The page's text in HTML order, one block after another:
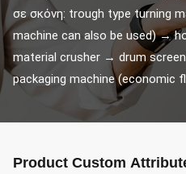
σε σκόνη: trough type turning
machine can also be used) →
material crusher → drum
packaging machine (economic
Product Custom